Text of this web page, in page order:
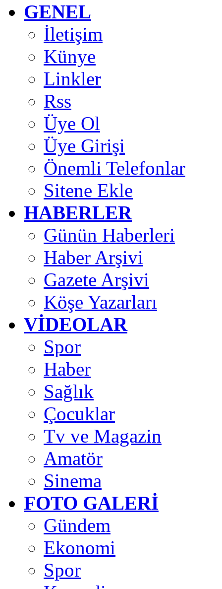
GENEL
İletişim
Künye
Linkler
Rss
Üye Ol
Üye Girişi
Önemli Telefonlar
Sitene Ekle
HABERLER
Günün Haberleri
Haber Arşivi
Gazete Arşivi
Köşe Yazarları
VİDEOLAR
Spor
Haber
Sağlık
Çocuklar
Tv ve Magazin
Amatör
Sinema
FOTO GALERİ
Gündem
Ekonomi
Spor